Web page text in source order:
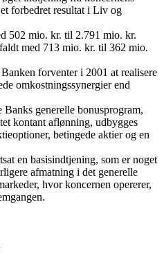
forbedret resultat i Liv og
502 mio. kr. til 2.791 mio. kr.
med 713 mio. kr. til 362 mio.
forventer i 2001 at realisere
omkostningssynergier end
Banks generelle bonusprogram,
kontant aflønning, udbygges
betingede aktier og en
en basisindtjening, som er noget
afmatning i det generelle
hvor koncernen opererer,